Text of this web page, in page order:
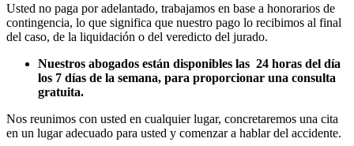
Usted no paga por adelantado, trabajamos en base a honorarios de
contingencia, lo que significa que nuestro pago lo recibimos al final
del caso, de la liquidación o del veredicto del jurado.
Nuestros abogados están disponibles las 24 horas del día
los 7 días de la semana, para proporcionar una consulta
gratuita.
Nos reunimos con usted en cualquier lugar, concretaremos una cita
en un lugar adecuado para usted y comenzar a hablar del accidente.